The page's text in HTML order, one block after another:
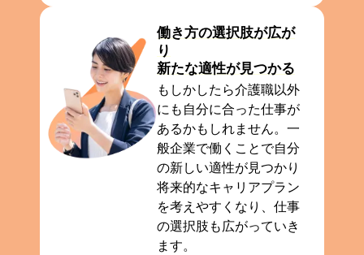
働き方の選択肢が広が
り
新たな適性が見つかる
もしかしたら介護職以外
にも自分に合った仕事が
あるかもしれません。一
般企業で働くことで自分
の新しい適性が見つかり
将来的なキャリアプラン
を考えやすくなり、仕事
の選択肢も広がっていき
ます。